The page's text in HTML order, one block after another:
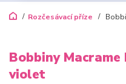
Rozčesávací příze
Bobbiny
violet